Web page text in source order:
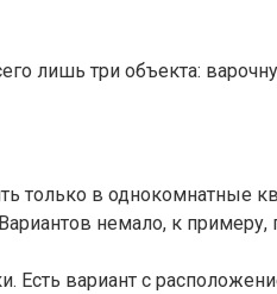
лишь три объекта:
только в однокомнатные
немало, к примеру,
Есть вариант с